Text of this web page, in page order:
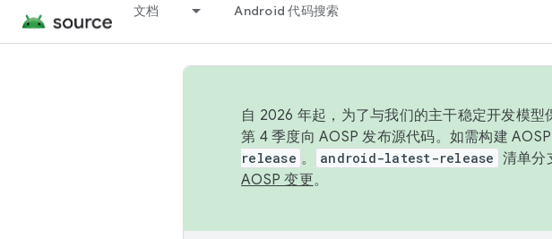
文档 Android 代码搜索
自 2026 年起，为了与我们的主干稳定开发模
第 4 季度向 AOSP 发布源代码。如需构建
release 。 android-latest-release 清单分
AOSP 变更。